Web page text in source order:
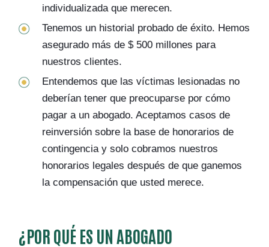
individualizada que merecen.
Tenemos un historial probado de éxito. Hemos
asegurado más de $ 500 millones para
nuestros clientes.
Entendemos que las víctimas lesionadas no
deberían tener que preocuparse por cómo
pagar a un abogado. Aceptamos casos de
reinversión sobre la base de honorarios de
contingencia y solo cobramos nuestros
honorarios legales después de que ganemos
la compensación que usted merece.
¿POR QUÉ ES UN ABOGADO